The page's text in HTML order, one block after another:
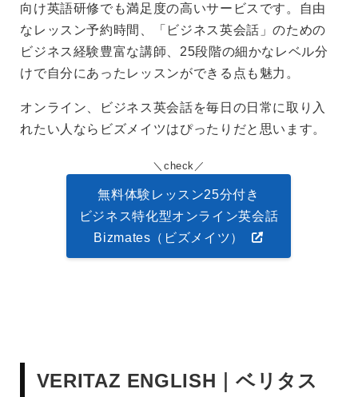
向け英語研修でも満足度の高いサービスです。自由
なレッスン予約時間、「ビジネス英会話」のための
ビジネス経験豊富な講師、25段階の細かなレベル分
けで自分にあったレッスンができる点も魅力。
オンライン、ビジネス英会話を毎日の日常に取り入
れたい人ならビズメイツはぴったりだと思います。
check
無料体験レッスン25分付き
ビジネス特化型オンライン英会話
Bizmates（ビズメイツ）
VERITAZ ENGLISH｜ベリタス